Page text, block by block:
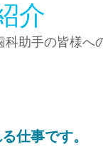
介
助手の皆様へ
仕事です。